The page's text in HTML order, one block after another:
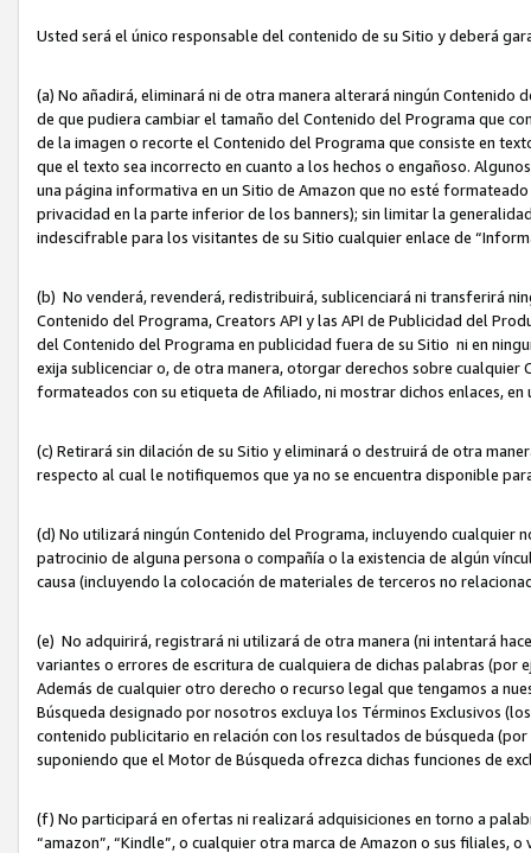
Usted será el único responsable del contenido de su Sitio y deberá
(a) No añadirá, eliminará ni de otra manera alterará ningún
de que pudiera cambiar el tamaño del Contenido del Programa que
de la imagen o recorte el Contenido del Programa que consiste en
que el texto sea incorrecto en cuanto a los hechos o engañoso.
una página informativa en un Sitio de Amazon que no esté
privacidad en la parte inferior de los banners); sin limitar la
indescifrable para los visitantes de su Sitio cualquier enlace de
(b) No venderá, revenderá, redistribuirá, sublicenciará ni transferirá
Contenido del Programa, Creators API y las API de Publicidad del
del Contenido del Programa en publicidad fuera de su Sitio ni en
exija sublicenciar o, de otra manera, otorgar derechos sobre
formateados con su etiqueta de Afiliado, ni mostrar dichos enlaces,
(c) Retirará sin dilación de su Sitio y eliminará o destruirá de otra
respecto al cual le notifiquemos que ya no se encuentra disponible
(d) No utilizará ningún Contenido del Programa, incluyendo cualquier
patrocinio de alguna persona o compañía o la existencia de algún
causa (incluyendo la colocación de materiales de terceros no
(e) No adquirirá, registrará ni utilizará de otra manera (ni intentará
variantes o errores de escritura de cualquiera de dichas palabras (por
Además de cualquier otro derecho o recurso legal que tengamos a
Búsqueda designado por nosotros excluya los Términos Exclusivos
contenido publicitario en relación con los resultados de búsqueda
suponiendo que el Motor de Búsqueda ofrezca dichas funciones de
(f) No participará en ofertas ni realizará adquisiciones en torno a
“amazon”, “Kindle”, o cualquier otra marca de Amazon o sus filiales,